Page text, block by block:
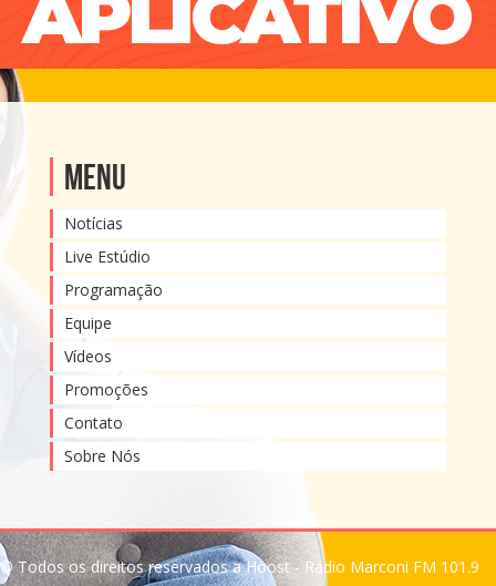
Menu
Notícias
Live Estúdio
Programação
Equipe
Vídeos
Promoções
Contato
Sobre Nós
© Todos os direitos reservados a Hoost - Rádio Marconi FM 101.9